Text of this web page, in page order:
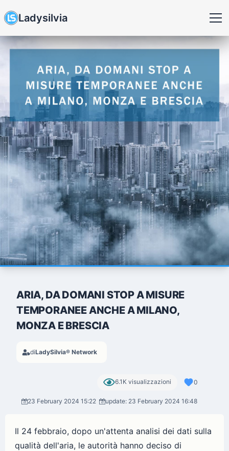
Ladysilvia
ARIA, DA DOMANI STOP A MISURE
TEMPORANEE ANCHE A MILANO,
MONZA E BRESCIA
diLadySilvia® Network
6.1K visualizzazioni 0
23 February 2024 15:22 update: 23 February 2024 16:48
Il 24 febbraio, dopo un'attenta analisi dei dati sulla
qualità dell'aria, le autorità hanno deciso di